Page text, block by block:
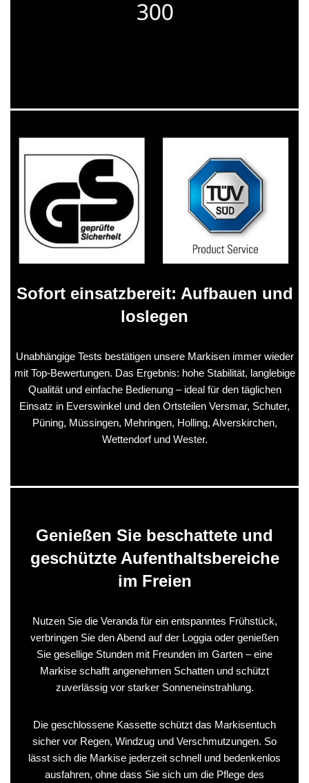
Sofort einsatzbereit: Aufbauen und
loslegen
Unabhängige Tests bestätigen unsere Markisen immer wieder
mit Top-Bewertungen. Das Ergebnis: hohe Stabilität, langlebige
Qualität und einfache Bedienung – ideal für den täglichen
Einsatz in Everswinkel und den Ortsteilen Versmar, Schuter,
Püning, Müssingen, Mehringen, Holling, Alverskirchen,
Wettendorf und Wester.
Genießen Sie beschattete und
geschützte Aufenthaltsbereiche
im Freien
Nutzen Sie die Veranda für ein entspanntes Frühstück,
verbringen Sie den Abend auf der Loggia oder genießen
Sie gesellige Stunden mit Freunden im Garten – eine
Markise schafft angenehmen Schatten und schützt
zuverlässig vor starker Sonneneinstrahlung.
Die geschlossene Kassette schützt das Markisentuch
sicher vor Regen, Windzug und Verschmutzungen. So
lässt sich die Markise jederzeit schnell und bedenkenlos
ausfahren, ohne dass Sie sich um die Pflege des